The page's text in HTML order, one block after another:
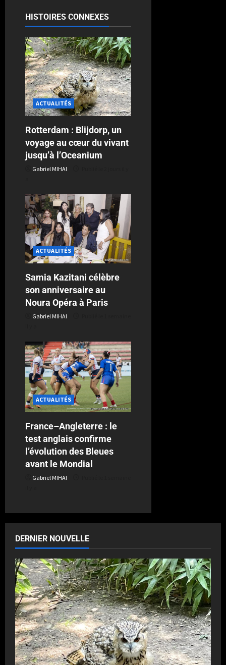
HISTOIRES CONNEXES
ACTUALITÉS
Rotterdam : Blijdorp, un
voyage au cœur du vivant
jusqu’à l’Oceanium
Gabriel MIHAI
ACTUALITÉS
Samia Kazitani célèbre
son anniversaire au
Noura Opéra à Paris
Gabriel MIHAI
ACTUALITÉS
France–Angleterre : le
test anglais confirme
l’évolution des Bleues
avant le Mondial
Gabriel MIHAI
DERNIER NOUVELLE